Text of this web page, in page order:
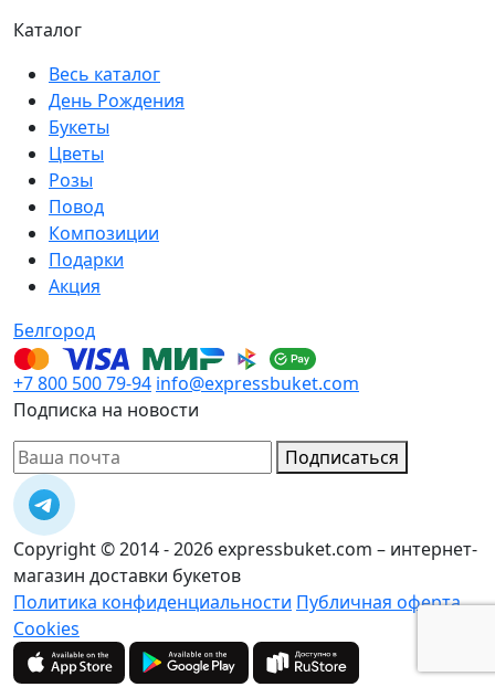
Каталог
Весь каталог
День Рождения
Букеты
Цветы
Розы
Повод
Композиции
Подарки
Акция
Белгород
+7 800 500 79-94 info@expressbuket.com
Подписка на новости
Подписаться
Copyright © 2014 - 2026 expressbuket.com – интернет-
магазин доставки букетов
Политика конфиденциальности Публичная оферта
Cookies